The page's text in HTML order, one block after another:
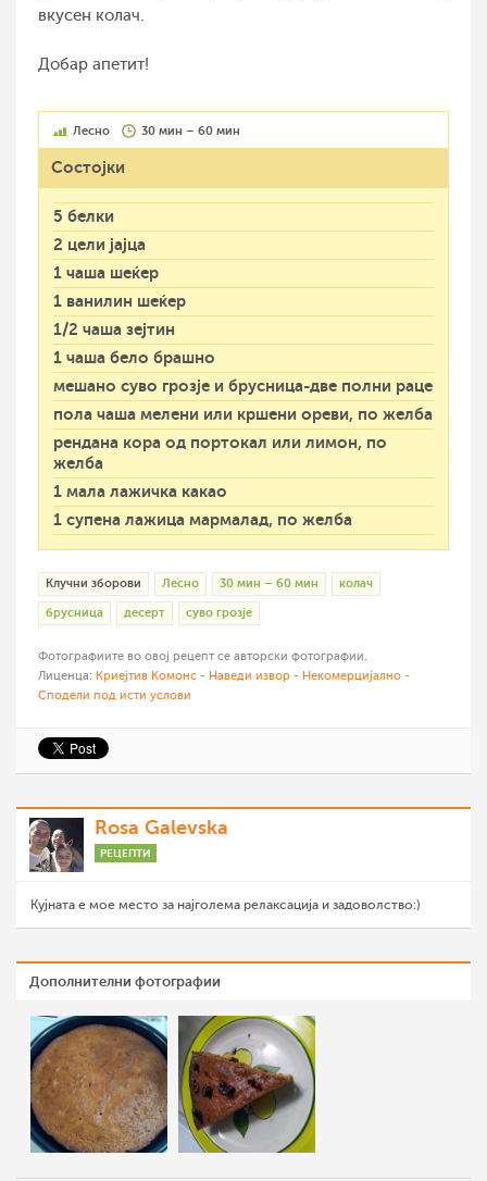
вкусен колач.
Добар апетит!
Лесно 30 мин – 60 мин
Состојки
5 белки
2 цели јајца
1 чаша шеќер
1 ванилин шеќер
1/2 чаша зејтин
1 чаша бело брашно
мешано суво грозје и брусница-две полни раце
пола чаша мелени или кршени ореви, по желба
рендана кора од портокал или лимон, по
желба
1 мала лажичка какао
1 супена лажица мармалад, по желба
Клучни зборови Лесно 30 мин – 60 мин колач
брусница десерт суво грозје
Фотографиите во овој рецепт се авторски фотографии.
Лиценца: Криејтив Комонс - Наведи извор - Некомерцијално -
Сподели под исти услови
Rosa Galevska
РЕЦЕПТИ
Кујната е мое место за најголема релаксација и задоволство:)
Дополнителни фотографии